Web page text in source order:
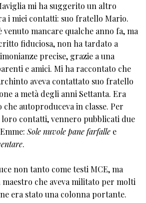
mi ha suggerito un altro
i miei contatti: suo fratello Mario.
venuto mancare qualche anno fa, ma
fiduciosa, non ha tardato a
precise, grazie a una
e amici. Mi ha raccontato che
aveva contattato suo fratello
a metà degli anni Settanta. Era
autoproduceva in classe. Per
loro contatti, vennero pubblicati due
Sole nuvole pane farfalle e
.
non tanto come testi MCE, ma
che aveva militato per molti
era stato una colonna portante.